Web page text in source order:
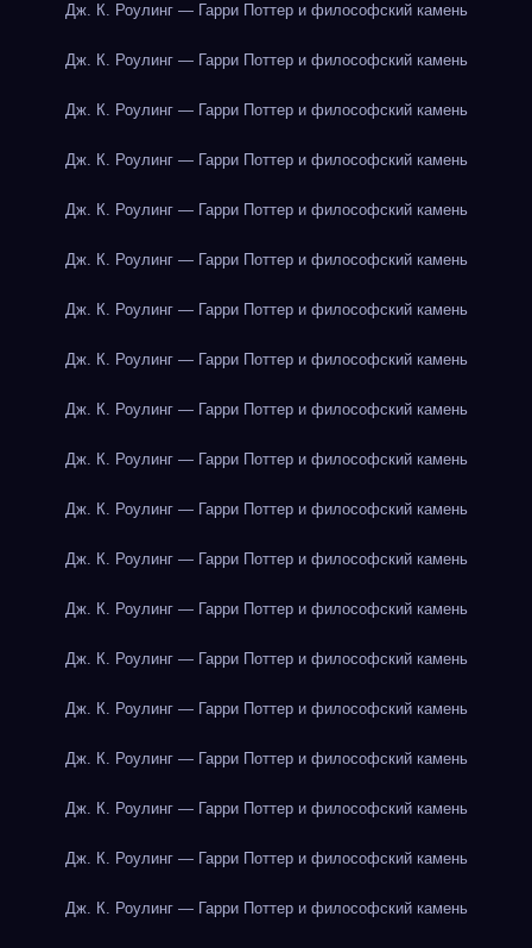
Дж. К. Роулинг — Гарри Поттер и философский камень
Дж. К. Роулинг — Гарри Поттер и философский камень
Дж. К. Роулинг — Гарри Поттер и философский камень
Дж. К. Роулинг — Гарри Поттер и философский камень
Дж. К. Роулинг — Гарри Поттер и философский камень
Дж. К. Роулинг — Гарри Поттер и философский камень
Дж. К. Роулинг — Гарри Поттер и философский камень
Дж. К. Роулинг — Гарри Поттер и философский камень
Дж. К. Роулинг — Гарри Поттер и философский камень
Дж. К. Роулинг — Гарри Поттер и философский камень
Дж. К. Роулинг — Гарри Поттер и философский камень
Дж. К. Роулинг — Гарри Поттер и философский камень
Дж. К. Роулинг — Гарри Поттер и философский камень
Дж. К. Роулинг — Гарри Поттер и философский камень
Дж. К. Роулинг — Гарри Поттер и философский камень
Дж. К. Роулинг — Гарри Поттер и философский камень
Дж. К. Роулинг — Гарри Поттер и философский камень
Дж. К. Роулинг — Гарри Поттер и философский камень
Дж. К. Роулинг — Гарри Поттер и философский камень